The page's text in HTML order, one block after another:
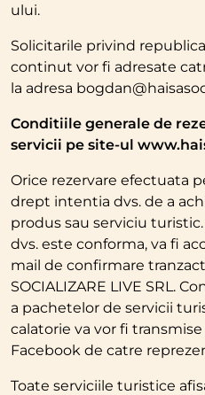
ului.
Solicitarile privind
continut vor fi adresate
la adresa
Conditiile generale de
servicii pe site-ul
Orice rezervare efectuata
drept intentia dvs. de a
produs sau serviciu
dvs. este conforma, va fi
mail de confirmare
SOCIALIZARE LIVE SRL.
a pachetelor de servicii
calatorie va vor fi
Facebook de catre
Toate serviciile turistice